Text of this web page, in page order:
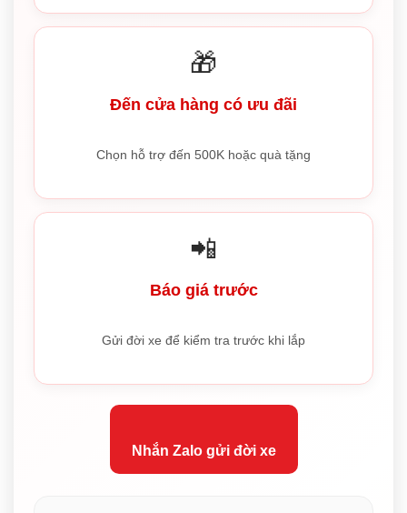
🎁
Đến cửa hàng có ưu đãi
Chọn hỗ trợ đến 500K hoặc quà tặng
📲
Báo giá trước
Gửi đời xe để kiểm tra trước khi lắp
Nhắn Zalo gửi đời xe